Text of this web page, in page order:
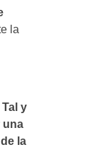
la
Tal y
una
la